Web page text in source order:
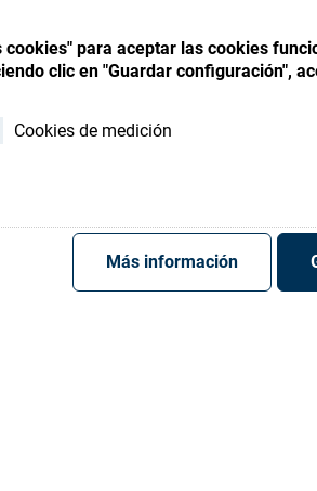
cookies" para aceptar las cookies
clic en "Guardar configuración",
Cookies de medición
Más información
your accounts